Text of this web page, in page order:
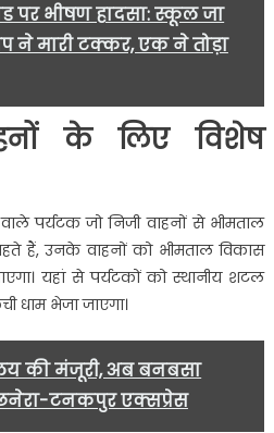
पर भीषण हादसा: स्कूल जा
ने मारी टक्कर, एक ने तोड़ा
के लिए विशेष
पर्यटक जो निजी वाहनों से भीमताल
हैं, उनके वाहनों को भीमताल विकास
यहां से पर्यटकों को स्थानीय शटल
धाम भेजा जाएगा।
की मंजूरी, अब बनबसा
टनकपुर एक्सप्रेस